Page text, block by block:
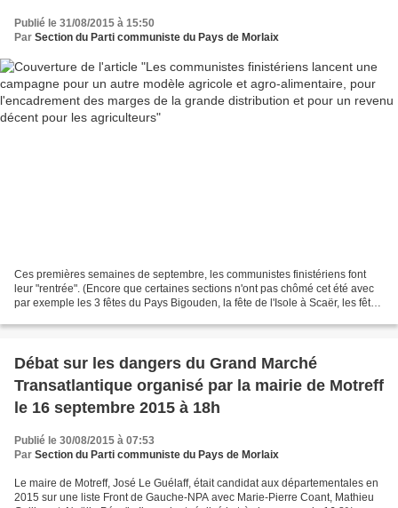
revenu décent pour les agriculteurs
Publié le 31/08/2015 à 15:50
Par Section du Parti communiste du Pays de Morlaix
Ces premières semaines de septembre, les communistes finistériens font
leur "rentrée". (Encore que certaines sections n'ont pas chômé cet été avec
par exemple les 3 fêtes du Pays Bigouden, la fête de l'Isole à Scaër, les fêtes
Débat sur les dangers du Grand Marché
Transatlantique organisé par la mairie de Motreff
le 16 septembre 2015 à 18h
Publié le 30/08/2015 à 07:53
Par Section du Parti communiste du Pays de Morlaix
Le maire de Motreff, José Le Guélaff, était candidat aux départementales en
2015 sur une liste Front de Gauche-NPA avec Marie-Pierre Coant, Mathieu